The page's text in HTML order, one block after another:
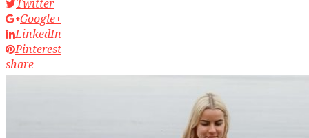
Twitter
Google+
LinkedIn
Pinterest
share